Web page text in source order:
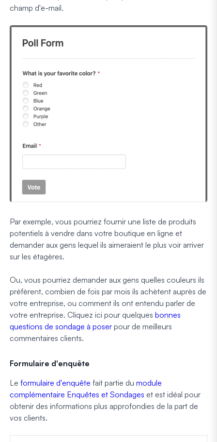
champ d'e-mail.
Par exemple, vous pourriez fournir une liste de produits
potentiels à vendre dans votre boutique en ligne et
demander aux gens lequel ils aimeraient le plus voir arriver
sur les étagères.
Ou, vous pourriez demander aux gens quelles couleurs ils
préfèrent, combien de fois par mois ils achètent auprès de
votre entreprise, ou comment ils ont entendu parler de
votre entreprise. Cliquez ici pour quelques bonnes
questions de sondage à poser pour de meilleurs
commentaires clients.
Formulaire d'enquête
Le formulaire d'enquête fait partie du module
complémentaire Enquêtes et Sondages et est idéal pour
obtenir des informations plus approfondies de la part de
vos clients.